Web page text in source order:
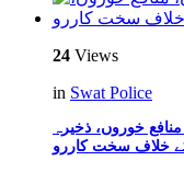
24 Views
in Swat Police
خوروں، ذخیرہ
کے خلاف سخت کاررو